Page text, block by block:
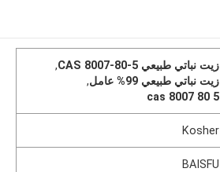
زيت نباتي طبيعي CAS 8007-80-5
,
زيت نباتي طبيعي 99% عامل
,
cas 8007 80 5
Kosher
BAISFU